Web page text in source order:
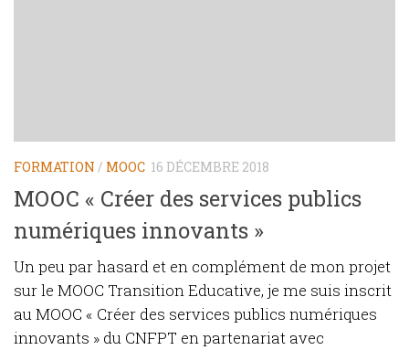
FORMATION / MOOC 16 DÉCEMBRE 2018
MOOC « Créer des services publics
numériques innovants »
Un peu par hasard et en complément de mon projet
sur le MOOC Transition Educative, je me suis inscrit
au MOOC « Créer des services publics numériques
innovants » du CNFPT en partenariat avec